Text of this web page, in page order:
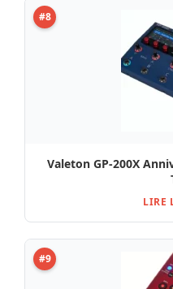
#8
Valeton GP-200X
LIRE
#9